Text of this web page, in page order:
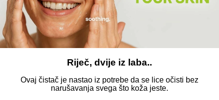
Riječ, dvije iz laba..
Ovaj čistač je nastao iz potrebe da se lice očisti bez
narušavanja svega što koža jeste.